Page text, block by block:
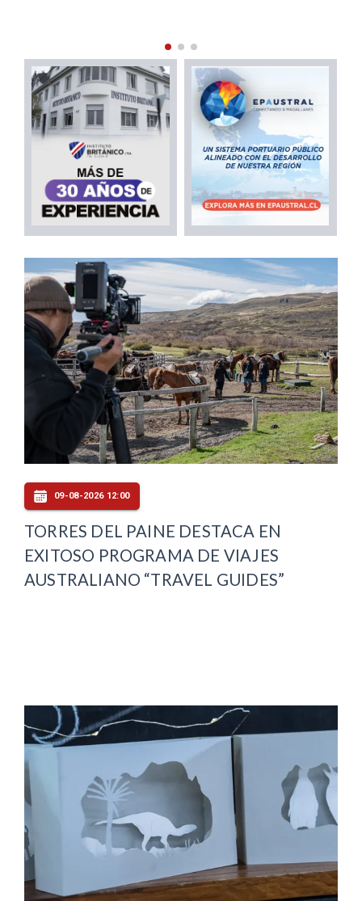
09-08-2026 12:00
TORRES DEL PAINE DESTACA EN
EXITOSO PROGRAMA DE VIAJES
AUSTRALIANO “TRAVEL GUIDES”